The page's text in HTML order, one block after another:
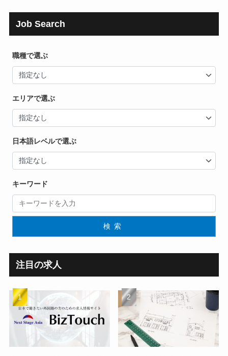
Job Search
職種で選ぶ
エリアで選ぶ
日本語レベルで選ぶ
キーワード
検索
注目の求人